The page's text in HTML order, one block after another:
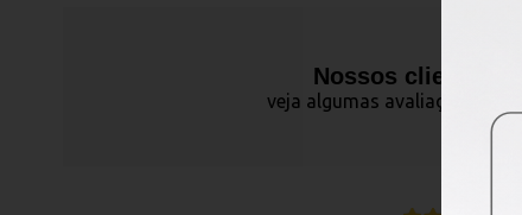
Nossos clientes
veja algumas avaliações de